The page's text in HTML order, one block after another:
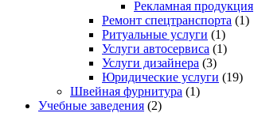
Рекламная продукция
Ремонт спецтранспорта (1)
Ритуальные услуги (1)
Услуги автосервиса (1)
Услуги дизайнера (3)
Юридические услуги (19)
Швейная фурнитура (1)
Учебные заведения (2)